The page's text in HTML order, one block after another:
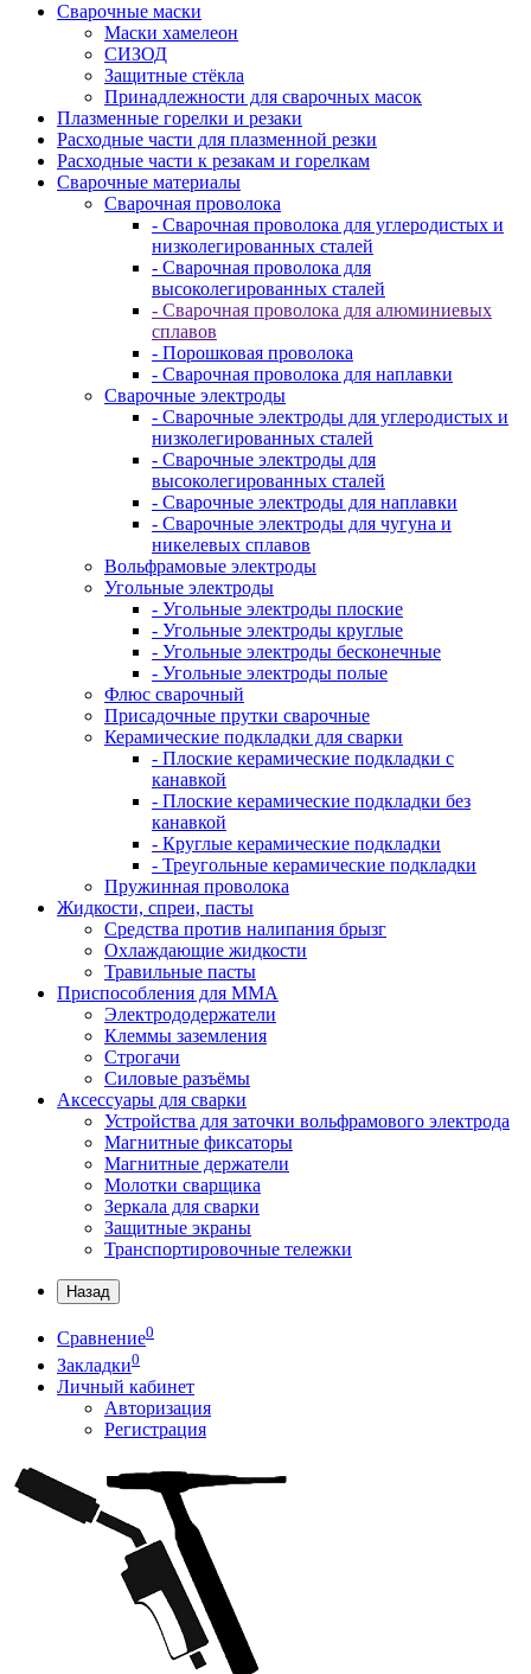
Сварочные маски
Маски хамелеон
СИЗОД
Защитные стёкла
Принадлежности для сварочных масок
Плазменные горелки и резаки
Расходные части для плазменной резки
Расходные части к резакам и горелкам
Сварочные материалы
Сварочная проволока
- Сварочная проволока для углеродистых и
низколегированных сталей
- Сварочная проволока для
высоколегированных сталей
- Сварочная проволока для алюминиевых
сплавов
- Порошковая проволока
- Сварочная проволока для наплавки
Сварочные электроды
- Сварочные электроды для углеродистых и
низколегированных сталей
- Сварочные электроды для
высоколегированных сталей
- Сварочные электроды для наплавки
- Сварочные электроды для чугуна и
никелевых сплавов
Вольфрамовые электроды
Угольные электроды
- Угольные электроды плоские
- Угольные электроды круглые
- Угольные электроды бесконечные
- Угольные электроды полые
Флюс сварочный
Присадочные прутки сварочные
Керамические подкладки для сварки
- Плоские керамические подкладки с
канавкой
- Плоские керамические подкладки без
канавкой
- Круглые керамические подкладки
- Треугольные керамические подкладки
Пружинная проволока
Жидкости, спреи, пасты
Средства против налипания брызг
Охлаждающие жидкости
Травильные пасты
Приспособления для ММА
Электрододержатели
Клеммы заземления
Строгачи
Силовые разъёмы
Аксессуары для сварки
Устройства для заточки вольфрамового электрода
Магнитные фиксаторы
Магнитные держатели
Молотки сварщика
Зеркала для сварки
Защитные экраны
Транспортировочные тележки
Назад
Сравнение0
Закладки0
Личный кабинет
Авторизация
Регистрация